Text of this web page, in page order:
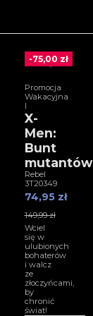
-75,00 zł
Promocja
Wakacyjna
I
X-
Men:
Bunt
mutantów
Rebel
3T20349
74,95 zł
149,99 zł
Wciel
się w
ulubionych
bohaterów
i walcz
ze
złoczyńcami,
by
chronić
świat!